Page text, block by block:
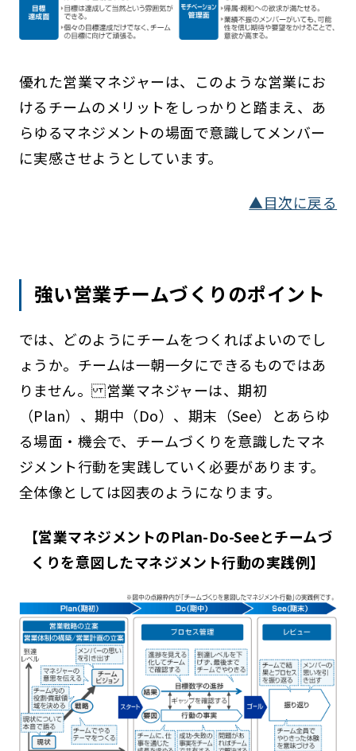
優れた営業マネジャーは、このような営業にお
けるチームのメリットをしっかりと踏まえ、あ
らゆるマネジメントの場面で意識してメンバー
に実感させようとしています。
▲目次に戻る
強い営業チームづくりのポイント
では、どのようにチームをつくればよいのでし
ょうか。チームは一朝一夕にできるものではあ
りません。 営業マネジャーは、期初
（Plan）、期中（Do）、期末（See）とあらゆ
る場面・機会で、チームづくりを意識したマネ
ジメント行動を実践していく必要があります。
全体像としては図表のようになります。
【営業マネジメントのPlan-Do-Seeとチームづ
くりを意図したマネジメント行動の実践例】